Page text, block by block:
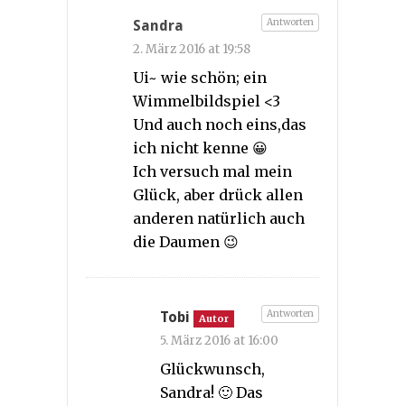
Sandra
2. März 2016 at 19:58
Ui~ wie schön; ein
Wimmelbildspiel <3
Und auch noch eins,das
ich nicht kenne 😀
Ich versuch mal mein
Glück, aber drück allen
anderen natürlich auch
die Daumen 😉
Antworten
Tobi Autor
5. März 2016 at 16:00
Glückwunsch,
Sandra! 🙂 Das
Antworten